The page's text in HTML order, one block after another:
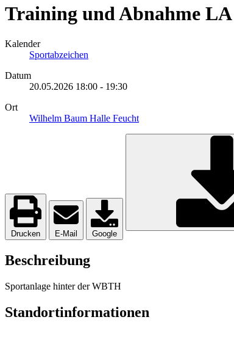
Training und Abnahme LA
Kalender
Sportabzeichen
Datum
20.05.2026 18:00 - 19:30
Ort
Wilhelm Baum Halle Feucht
Drucken E-Mail Google
Beschreibung
Sportanlage hinter der WBTH
Standortinformationen